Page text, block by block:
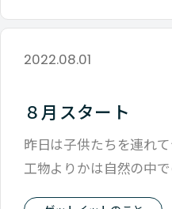
2022.08.01
８月スタート
昨日は子供たちを連れ
工物よりかは自然の中